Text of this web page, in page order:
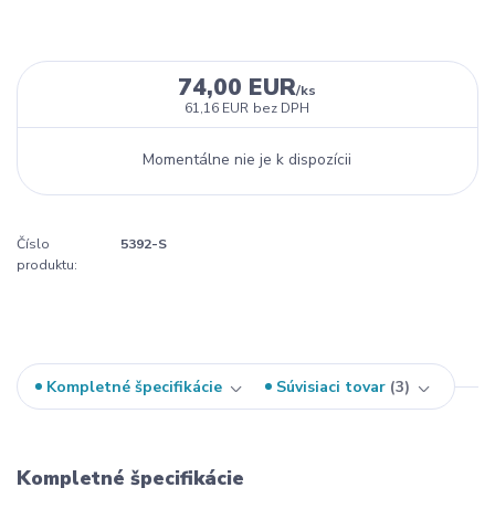
74,00 EUR/ks
61,16 EUR bez DPH
Momentálne nie je k dispozícii
Číslo
produktu:
5392-S
Kompletné špecifikácie Súvisiaci tovar 3
Kompletné špecifikácie